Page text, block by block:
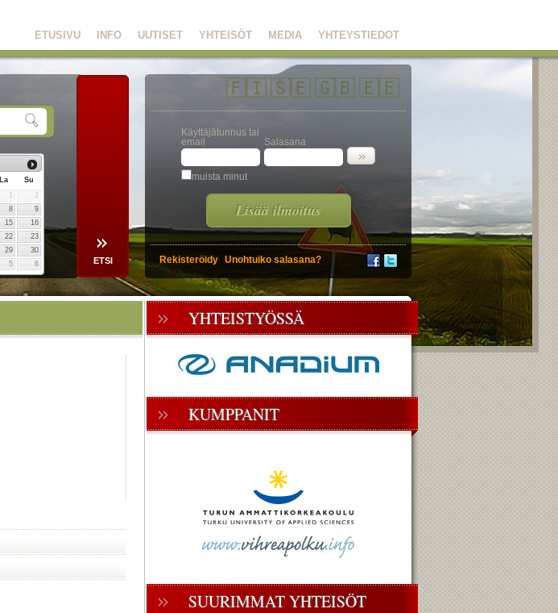
YHTEYSTIEDOT
MEDIA
YHTEISÖT
UUTISET
INFO
ETUSIVU
La
Su
2
8
9
15
16
22
23
29
30
5 6
🇫🇮🇸🇪🇬🇧🇪🇪
Käyttäjätunnus tai
email
Salasana
muista minut
Lisää ilmoitus
Rekisteröidy Unohtuiko salasana?
YHTEISTYÖSSÄ
KUMPPANIT
SUURIMMAT YHTEISÖT